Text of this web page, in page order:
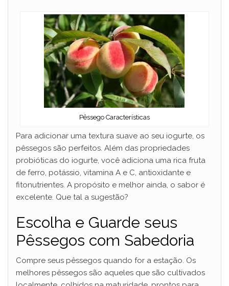
Pêssego Características
Para adicionar uma textura suave ao seu iogurte, os
pêssegos são perfeitos. Além das propriedades
probióticas do iogurte, você adiciona uma rica fruta
de ferro, potássio, vitamina A e C, antioxidante e
fitonutrientes. A propósito e melhor ainda, o sabor é
excelente. Que tal a sugestão?
Escolha e Guarde seus
Pêssegos com Sabedoria
Compre seus pêssegos quando for a estação. Os
melhores pêssegos são aqueles que são cultivados